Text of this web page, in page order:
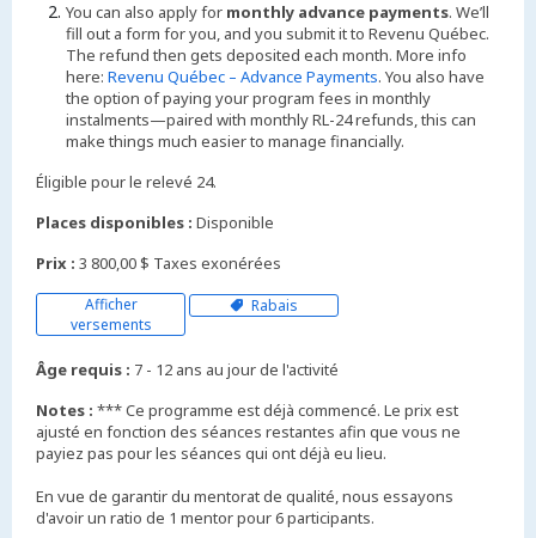
You can also apply for monthly advance payments. We’ll
fill out a form for you, and you submit it to Revenu Québec.
The refund then gets deposited each month. More info
here: Revenu Québec – Advance Payments. You also have
the option of paying your program fees in monthly
instalments—paired with monthly RL-24 refunds, this can
make things much easier to manage financially.
Éligible pour le relevé 24.
Places disponibles : Disponible
Prix : 3 800,00 $ Taxes exonérées
Afficher
versements
Rabais
Âge requis : 7 - 12 ans au jour de l'activité
Notes : *** Ce programme est déjà commencé. Le prix est
ajusté en fonction des séances restantes afin que vous ne
payiez pas pour les séances qui ont déjà eu lieu.
En vue de garantir du mentorat de qualité, nous essayons
d'avoir un ratio de 1 mentor pour 6 participants.